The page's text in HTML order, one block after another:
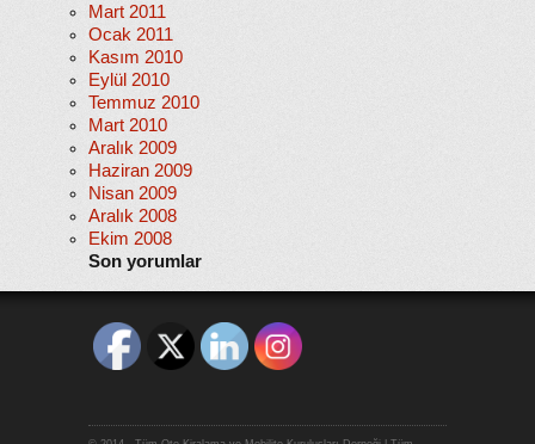
Mart 2011
Ocak 2011
Kasım 2010
Eylül 2010
Temmuz 2010
Mart 2010
Aralık 2009
Haziran 2009
Nisan 2009
Aralık 2008
Ekim 2008
Son yorumlar